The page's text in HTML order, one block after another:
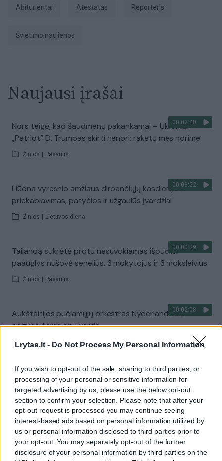
Lrytas.lt - Do Not Process My Personal Information
If you wish to opt-out of the sale, sharing to third parties, or
processing of your personal or sensitive information for
targeted advertising by us, please use the below opt-out
section to confirm your selection. Please note that after your
opt-out request is processed you may continue seeing
interest-based ads based on personal information utilized by
us or personal information disclosed to third parties prior to
your opt-out. You may separately opt-out of the further
disclosure of your personal information by third parties on the
abiturientai Atestatas Reporteris
Švietimo naujienos
Naujausi įrašai
00:02:40
Nors teigė, kad šaudmenų pakankamai – Ukrainai
„Patriot“ D. Trumpas skirti nenori: raketų mes norime
Žinios Pasaulis
00:03:52
Liūdna vyresnio amžiaus dirbančiųjų kasdienybė –
priekabiavimas, patyčios ir užgaulūs įvardžiai
Žinios Lietuvos diena
00:00:29
Tailandą sukrėtė protu nesuvokiamas išpuolis:
paauglys nušovė senelius, 3 mokytojus ir 3 moksleivius
Žinios Pasaulis
00:02:08
Aukštaitijos pučiamųjų orkestras Nyderlanduose
apgynė čempionų vardą
Žinios | Lietuvos diena
Visi įrašai
Žiūrimiausi įrašai
00:00:30
Vaizdai iš tragiškos avarijos Vilniaus r.: dviejų moterų ir